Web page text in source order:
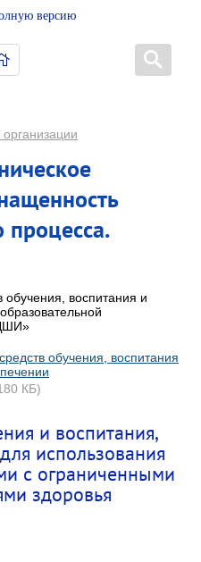
версию
процесса.
воспитания и
обучения, воспитания
КБ)
и воспитания,
использования
с ограниченными
здоровья